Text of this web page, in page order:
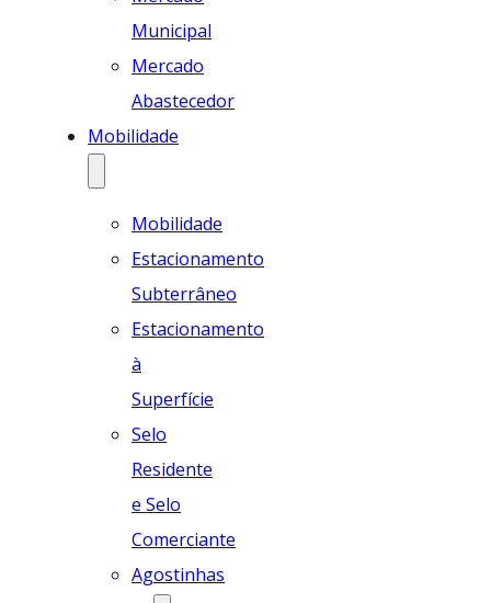
Municipal
Mercado
Abastecedor
Mobilidade
Mobilidade
Estacionamento
Subterrâneo
Estacionamento
à
Superfície
Selo
Residente
e Selo
Comerciante
Agostinhas